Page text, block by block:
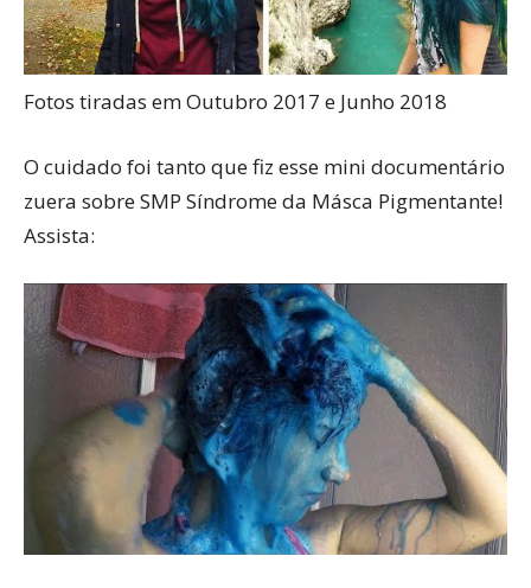
Fotos tiradas em Outubro 2017 e Junho 2018
O cuidado foi tanto que fiz esse mini documentário
zuera sobre SMP Síndrome da Másca Pigmentante!
Assista: